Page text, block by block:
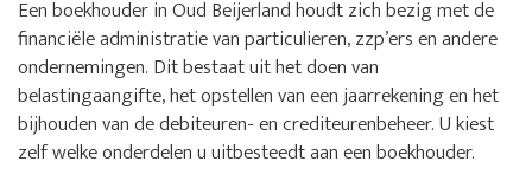
Een boekhouder in Oud Beijerland houdt zich bezig met de
financiële administratie van particulieren, zzp’ers en andere
ondernemingen. Dit bestaat uit het doen van
belastingaangifte, het opstellen van een jaarrekening en het
bijhouden van de debiteuren- en crediteurenbeheer. U kiest
zelf welke onderdelen u uitbesteedt aan een boekhouder.